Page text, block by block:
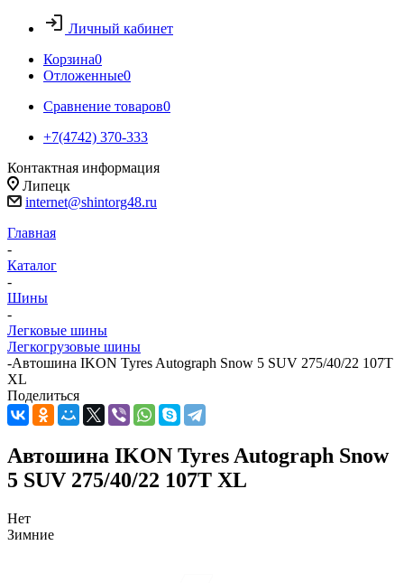
Личный кабинет
Корзина0
Отложенные0
Сравнение товаров0
+7(4742) 370-333
Контактная информация
Липецк
internet@shintorg48.ru
Главная
-
Каталог
-
Шины
-
Легковые шины
Легкогрузовые шины
-Автошина IKON Tyres Autograph Snow 5 SUV 275/40/22 107T
XL
Поделиться
Автошина IKON Tyres Autograph Snow
5 SUV 275/40/22 107T XL
Нет
Зимние